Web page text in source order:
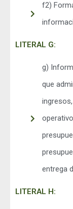
f2)
LITERAL G:
g)
que
entrega
LITERAL H: